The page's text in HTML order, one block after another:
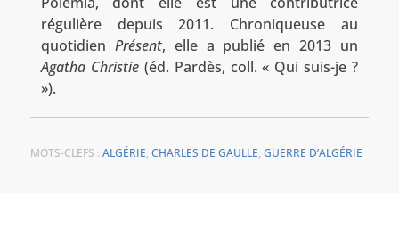
régulière depuis 2011. Chroniqueuse au
quotidien Présent, elle a publié en 2013 un
Agatha Christie(éd. Pardès, coll. « Qui suis-je ?
»).
MOTS-CLEFS : ALGÉRIE, CHARLES DE GAULLE, GUERRE D’ALGÉRIE